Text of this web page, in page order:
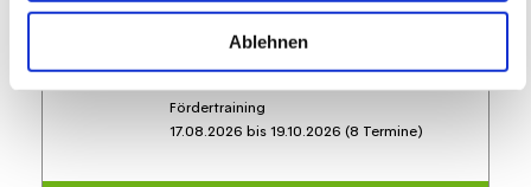
Ablehnen
MÄDCHEN Fördertraining auf dem
WOLFGANG FRANK CAMPUS -
Fördertraining
17.08.2026 bis 19.10.2026 (8 Termine)